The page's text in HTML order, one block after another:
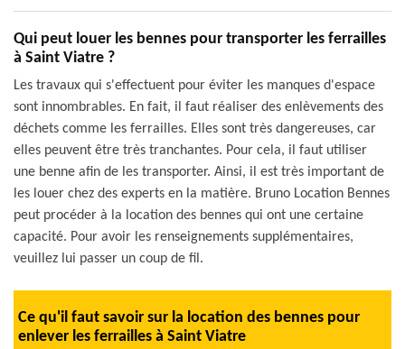
Qui peut louer les bennes pour transporter les ferrailles
à Saint Viatre ?
Les travaux qui s'effectuent pour éviter les manques d'espace
sont innombrables. En fait, il faut réaliser des enlèvements des
déchets comme les ferrailles. Elles sont très dangereuses, car
elles peuvent être très tranchantes. Pour cela, il faut utiliser
une benne afin de les transporter. Ainsi, il est très important de
les louer chez des experts en la matière. Bruno Location Bennes
peut procéder à la location des bennes qui ont une certaine
capacité. Pour avoir les renseignements supplémentaires,
veuillez lui passer un coup de fil.
Ce qu'il faut savoir sur la location des bennes pour
enlever les ferrailles à Saint Viatre